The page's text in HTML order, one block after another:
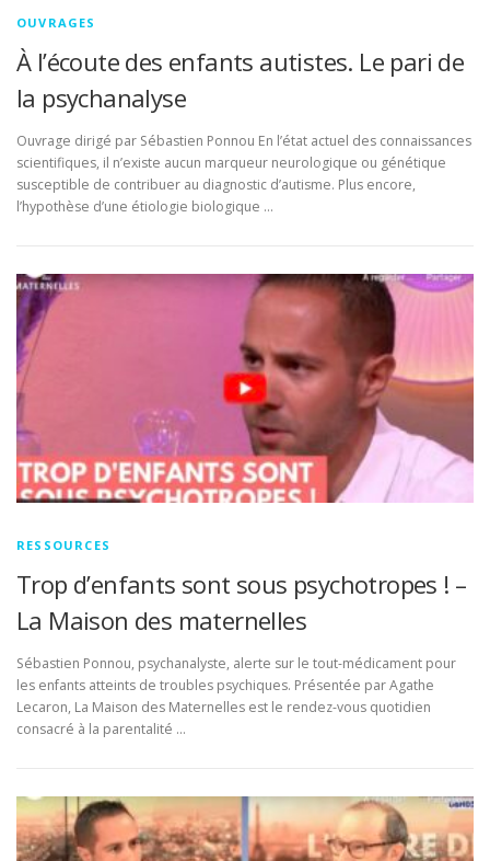
OUVRAGES
À l’écoute des enfants autistes. Le pari de
la psychanalyse
Ouvrage dirigé par Sébastien Ponnou En l’état actuel des connaissances
scientifiques, il n’existe aucun marqueur neurologique ou génétique
susceptible de contribuer au diagnostic d’autisme. Plus encore,
l’hypothèse d’une étiologie biologique …
RESSOURCES
Trop d’enfants sont sous psychotropes ! –
La Maison des maternelles
Sébastien Ponnou, psychanalyste, alerte sur le tout-médicament pour
les enfants atteints de troubles psychiques. Présentée par Agathe
Lecaron, La Maison des Maternelles est le rendez-vous quotidien
consacré à la parentalité …